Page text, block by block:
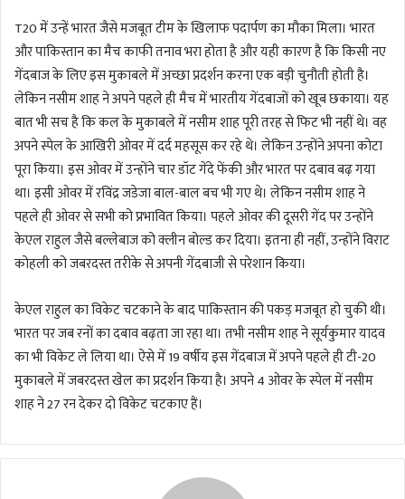
T20 में उन्हें भारत जैसे मजबूत टीम के खिलाफ पदार्पण का मौका मिला। भारत
और पाकिस्तान का मैच काफी तनाव भरा होता है और यही कारण है कि किसी नए
गेंदबाज के लिए इस मुकाबले में अच्छा प्रदर्शन करना एक बड़ी चुनौती होती है।
लेकिन नसीम शाह ने अपने पहले ही मैच में भारतीय गेंदबाजों को खूब छकाया। यह
बात भी सच है कि कल के मुकाबले में नसीम शाह पूरी तरह से फिट भी नहीं थे। वह
अपने स्पेल के आखिरी ओवर में दर्द महसूस कर रहे थे। लेकिन उन्होंने अपना कोटा
पूरा किया। इस ओवर में उन्होंने चार डॉट गेंदे फेंकी और भारत पर दबाव बढ़ गया
था। इसी ओवर में रविंद्र जडेजा बाल-बाल बच भी गए थे। लेकिन नसीम शाह ने
पहले ही ओवर से सभी को प्रभावित किया। पहले ओवर की दूसरी गेंद पर उन्होंने
केएल राहुल जैसे बल्लेबाज को क्लीन बोल्ड कर दिया। इतना ही नहीं, उन्होंने विराट
कोहली को जबरदस्त तरीके से अपनी गेंदबाजी से परेशान किया।
केएल राहुल का विकेट चटकाने के बाद पाकिस्तान की पकड़ मजबूत हो चुकी थी।
भारत पर जब रनों का दबाव बढ़ता जा रहा था। तभी नसीम शाह ने सूर्यकुमार यादव
का भी विकेट ले लिया था। ऐसे में 19 वर्षीय इस गेंदबाज में अपने पहले ही टी-20
मुकाबले में जबरदस्त खेल का प्रदर्शन किया है। अपने 4 ओवर के स्पेल में नसीम
शाह ने 27 रन देकर दो विकेट चटकाए हैं।